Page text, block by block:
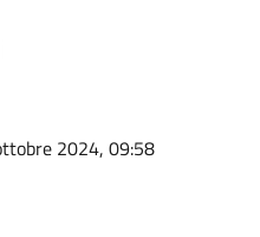
2024, 09:58